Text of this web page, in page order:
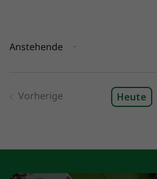
Anstehende
Vorherige
Veranstaltungen
Heute